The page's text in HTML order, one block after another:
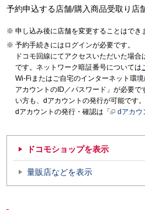
予約申込する店舗/購入商品受取り店
申し込み後に店舗を変更することはでき
予約手続きにはログインが必要です。
ドコモ回線にてアクセスいただいた場
です。ネットワーク暗証番号については
Wi-Fiまたはご自宅のインターネット環
アカウントのID／パスワード」が必要
い方も、dアカウントの発行が可能です。
dアカウントの発行・確認は「
dアカウ
ドコモショップを表示
量販店などを表示